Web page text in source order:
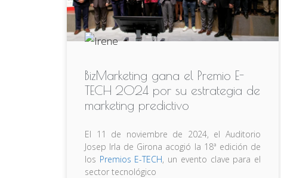
BizMarketing gana el Premio E-
TECH 2024 por su estrategia de
marketing predictivo
El 11 de noviembre de 2024, el Auditorio
Josep Irla de Girona acogió la 18ª edición de
los Premios E-TECH, un evento clave para el
sector tecnológico